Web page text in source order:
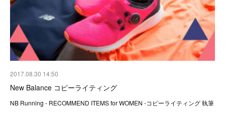
2017.08.30 14:50
New Balance コピーライティング
NB Running - RECOMMEND ITEMS for WOMEN -コピーライティング 執筆